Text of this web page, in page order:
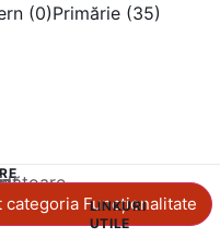
(0)Primărie (35)
categoria Funcționalitate
LINKURI
UTILE